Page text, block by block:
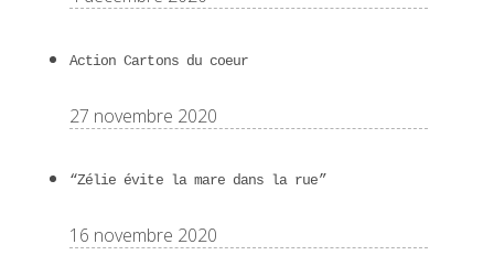
Action Cartons du coeur
27 novembre 2020
“Zélie évite la mare dans la rue”
16 novembre 2020